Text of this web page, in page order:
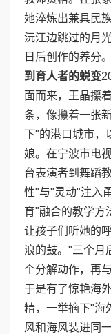
她淬炼出兼具民
沅江边跳过的月
日后创作的养分。
到育人者的蜕变
面而来，王晶攥
条，像攥着一张
下"的港口城市，
娘。在宁波市电
台表演者到舞蹈
性"与"灵动"注入
育"融合的教学方
让孩子们听她的
浪的鼓。"三个月
个分解动作，再
于是有了惊艳海
精，一举摘下"海
风和海风装进同